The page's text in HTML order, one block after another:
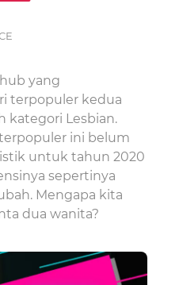
yang
terpopuler kedua
kategori Lesbian.
ini belum
untuk tahun 2020
sepertinya
Mengapa kita
dua wanita?